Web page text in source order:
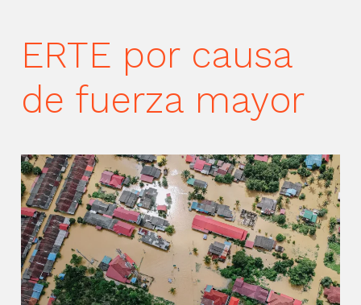
ERTE por causa
de fuerza mayor